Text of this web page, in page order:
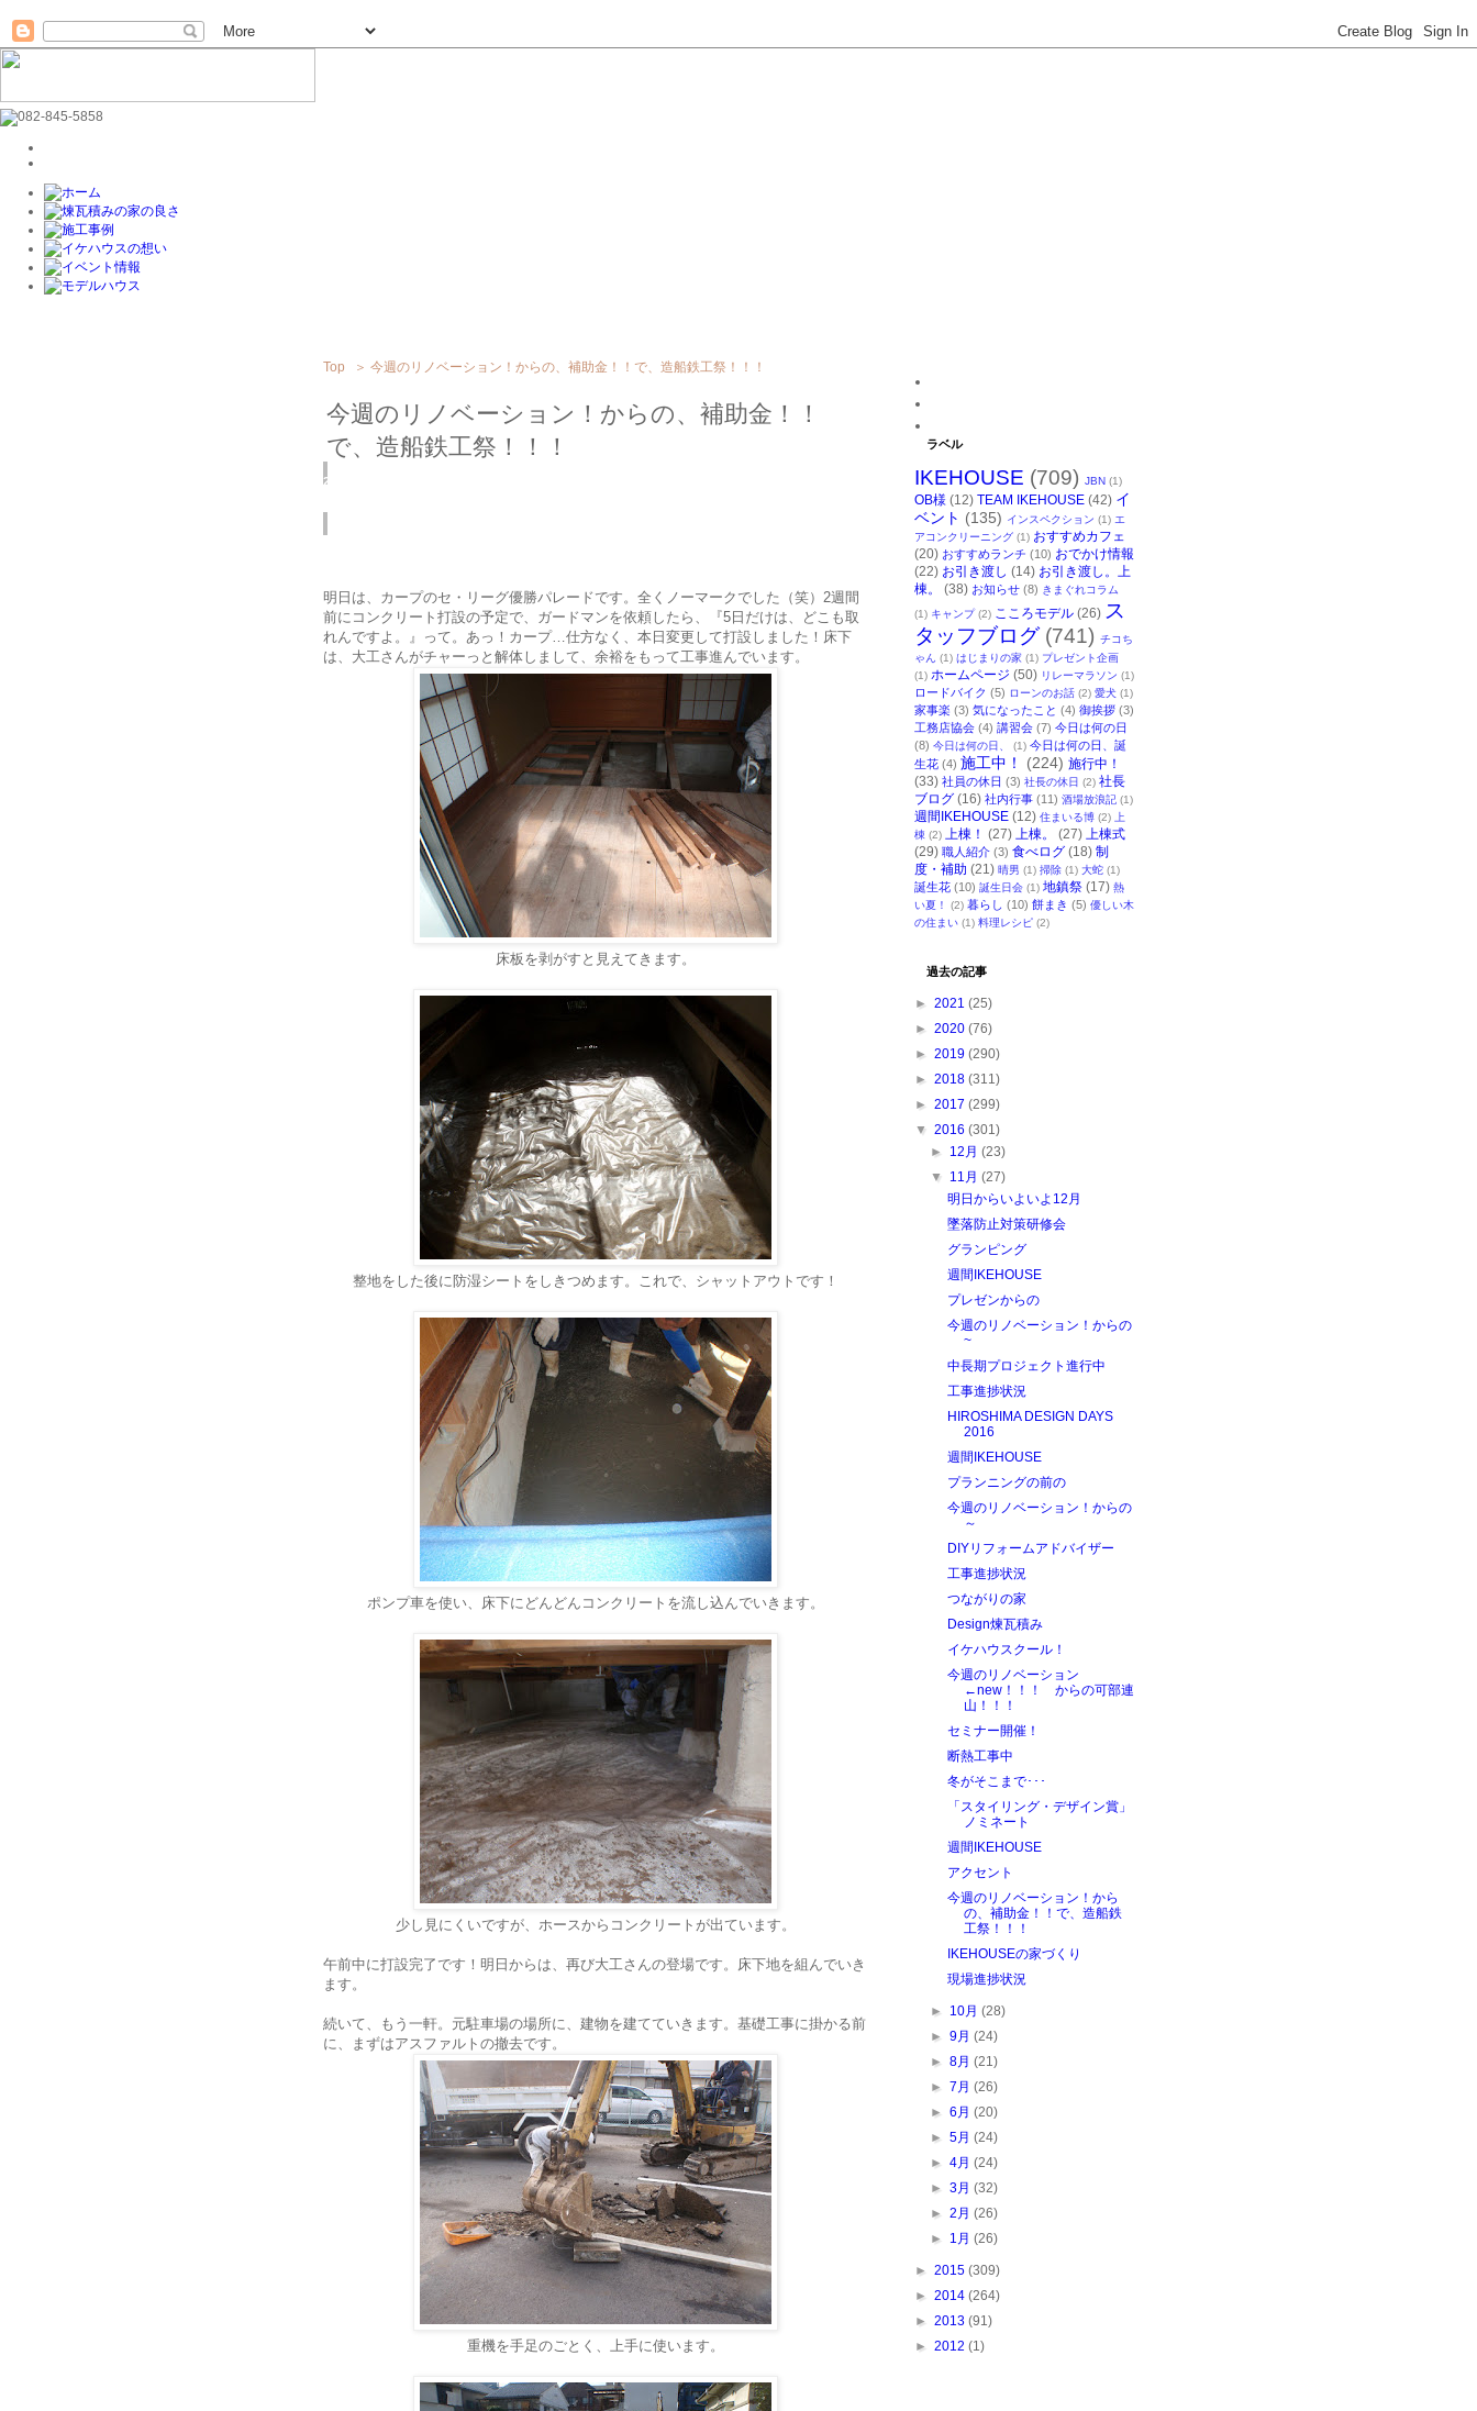
Top ＞ 今週のリノベーション！からの、補助金！！で、造船鉄工祭！！！
今週のリノベーション！からの、補助金！！
で、造船鉄工祭！！！
2016
明日は、カープのセ・リーグ優勝パレードです。全くノーマークでした（笑）2週間
前にコンクリート打設の予定で、ガードマンを依頼したら、『5日だけは、どこも取
れんですよ。』って。あっ！カープ…仕方なく、本日変更して打設しました！床下
は、大工さんがチャーっと解体しまして、余裕をもって工事進んでいます。
床板を剥がすと見えてきます。
整地をした後に防湿シートをしきつめます。これで、シャットアウトです！
ポンプ車を使い、床下にどんどんコンクリートを流し込んでいきます。
少し見にくいですが、ホースからコンクリートが出ています。
午前中に打設完了です！明日からは、再び大工さんの登場です。床下地を組んでいき
ます。
続いて、もう一軒。元駐車場の場所に、建物を建てていきます。基礎工事に掛かる前
に、まずはアスファルトの撤去です。
重機を手足のごとく、上手に使います。
ラベル
IKEHOUSE (709) JBN (1)
OB様 (12) TEAM IKEHOUSE (42) イ
ベント (135) インスペクション (1) エ
アコンクリーニング (1) おすすめカフェ
(20) おすすめランチ (10) おでかけ情報
(22) お引き渡し (14) お引き渡し。上
棟。
(38) お知らせ (8) きまぐれコラム
(1) キャンプ (2) こころモデル (26) ス
タッフブログ (741) チコち
ゃん
(1) はじまりの家 (1) プレゼント企画
(1) ホームページ (50) リレーマラソン (1)
ロードバイク (5) ローンのお話 (2) 愛犬 (1)
家事楽 (3) 気になったこと (4) 御挨拶 (3)
工務店協会 (4) 講習会 (7) 今日は何の日
(8) 今日は何の日、 (1) 今日は何の日、誕
生花 (4) 施工中！ (224) 施行中！
(33) 社員の休日 (3) 社長の休日 (2) 社長
ブログ (16) 社内行事 (11) 酒場放浪記 (1)
週間IKEHOUSE (12) 住まいる博 (2)
上
棟 (2) 上棟！ (27) 上棟。 (27) 上棟式
(29) 職人紹介 (3) 食べログ (18) 制
度・補助 (21) 晴男 (1) 掃除 (1) 大蛇 (1)
誕生花 (10) 誕生日会 (1) 地鎮祭 (17) 熱
い夏！
(2) 暮らし (10) 餅まき (5) 優しい木
の住まい (1) 料理レシピ (2)
過去の記事
► 2021 (25)
► 2020 (76)
► 2019 (290)
► 2018 (311)
► 2017 (299)
▼ 2016 (301)
► 12月 (23)
▼
11月 (27)
明日からいよいよ12月
墜落防止対策研修会
グランピング
週間IKEHOUSE
プレゼンからの
今週のリノベーション！からの
~
中長期プロジェクト進行中
工事進捗状況
HIROSHIMA DESIGN DAYS
2016
週間IKEHOUSE
プランニングの前の
今週のリノベーション！からの
～
DIYリフォームアドバイザー
工事進捗状況
つながりの家
Design煉瓦積み
イケハウスクール！
今週のリノベーション
←new！！！ からの可部連
山！！！
セミナー開催！
断熱工事中
冬がそこまで･･･
「スタイリング・デザイン賞」
ノミネート
週間IKEHOUSE
アクセント
今週のリノベーション！から
の、補助金！！で、造船鉄
工祭！！！
IKEHOUSEの家づくり
現場進捗状況
► 10月 (28)
►9月 (24)
►8月 (21)
►7月 (26)
►6月 (20)
►5月 (24)
►4月 (24)
►3月 (32)
►2月 (26)
► 1月 (26)
► 2015 (309)
► 2014 (264)
► 2013 (91)
► 2012 (1)